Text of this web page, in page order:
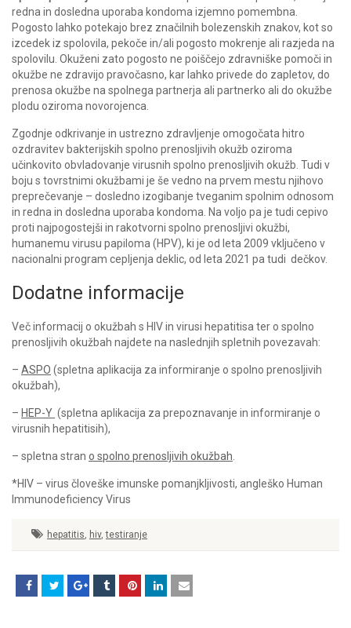
redna in dosledna uporaba kondoma izjemno pomembna.
Pogosto lahko potekajo brez značilnih bolezenskih znakov, kot so
izcedek iz spolovila, pekoče in/ali pogosto mokrenje ali razjeda na
spolovilu. Okuženi zato pogosto ne poiščejo zdravniške pomoči in
okužbe ne zdravijo pravočasno, kar lahko privede do zapletov, do
prenosa okužbe na spolnega partnerja ali partnerko ali do okužbe
plodu oziroma novorojenca.
Zgodnje odkrivanje in ustrezno zdravljenje omogočata hitro
ozdravitev bakterijskih spolno prenosljivih okužb oziroma
učinkovito obvladovanje virusnih spolno prenosljivih okužb. Tudi v
boju s tovrstnimi okužbami je še vedno na prvem mestu njihovo
preprečevanje – dosledno izogibanje tveganim spolnim odnosom
in redna in dosledna uporaba kondoma. Na voljo pa je tudi cepivo
proti najpogostejši in rakotvorni spolno prenosljivi okužbi,
humanemu virusu papiloma (HPV), ki je od leta 2009 vključeno v
nacionalni program cepljenja deklic, od leta 2021 pa tudi dečkov.
Dodatne informacije
Več informacij o okužbah s HIV in virusi hepatitisa ter o spolno
prenosljivih okužbah najdete na naslednjih spletnih povezavah:
– ASPO (spletna aplikacija za informiranje o spolno prenosljivih
okužbah),
– HEP-Y (spletna aplikacija za prepoznavanje in informiranje o
virusnih hepatitisih),
– spletna stran o spolno prenosljivih okužbah
*HIV – virus človeške imunske pomanjkljivosti, angleško Human
Immunodeficiency Virus
hepatitis, hiv,testiranje